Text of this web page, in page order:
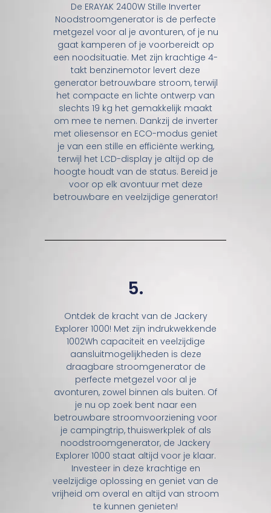
De ERAYAK 2400W Stille Inverter
Noodstroomgenerator is de perfecte
metgezel voor al je avonturen, of je nu
gaat kamperen of je voorbereidt op
een noodsituatie. Met zijn krachtige 4-
takt benzinemotor levert deze
generator betrouwbare stroom, terwijl
het compacte en lichte ontwerp van
slechts 19 kg het gemakkelijk maakt
om mee te nemen. Dankzij de inverter
met oliesensor en ECO-modus geniet
je van een stille en efficiënte werking,
terwijl het LCD-display je altijd op de
hoogte houdt van de status. Bereid je
voor op elk avontuur met deze
betrouwbare en veelzijdige generator!
5.
Ontdek de kracht van de Jackery
Explorer 1000! Met zijn indrukwekkende
1002Wh capaciteit en veelzijdige
aansluitmogelijkheden is deze
draagbare stroomgenerator de
perfecte metgezel voor al je
avonturen, zowel binnen als buiten. Of
je nu op zoek bent naar een
betrouwbare stroomvoorziening voor
je campingtrip, thuiswerkplek of als
noodstroomgenerator, de Jackery
Explorer 1000 staat altijd voor je klaar.
Investeer in deze krachtige en
veelzijdige oplossing en geniet van de
vrijheid om overal en altijd van stroom
te kunnen genieten!